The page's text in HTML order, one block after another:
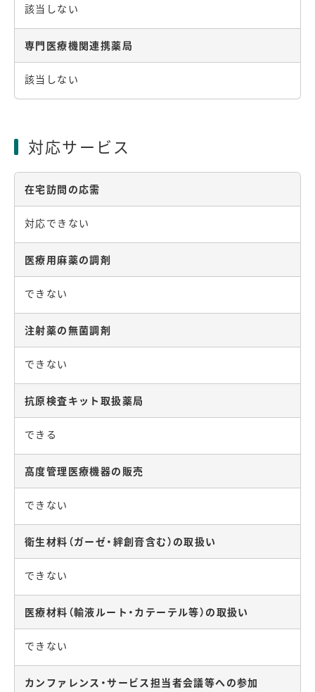
該当しない
専門医療機関連携薬局
該当しない
対応サービス
在宅訪問の応需
対応できない
医療用麻薬の調剤
できない
注射薬の無菌調剤
できない
抗原検査キット取扱薬局
できる
高度管理医療機器の販売
できない
衛生材料（ガーゼ・絆創膏含む）の取扱い
できない
医療材料（輸液ルート・カテーテル等）の取扱い
できない
カンファレンス・サービス担当者会議等への参加